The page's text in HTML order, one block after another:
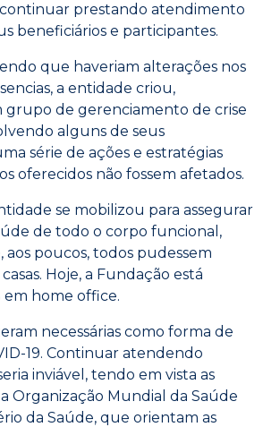
prestando atendimento
beneficiários e participantes.
que haveriam alterações nos
a entidade criou,
de gerenciamento de crise
alguns de seus
série de ações e estratégias
oferecidos não fossem afetados.
se mobilizou para assegurar
de todo o corpo funcional,
aos poucos, todos pudessem
Hoje, a Fundação está
home office.
necessárias como forma de
19. Continuar atendendo
inviável, tendo em vista as
Organização Mundial da Saúde
da Saúde, que orientam as